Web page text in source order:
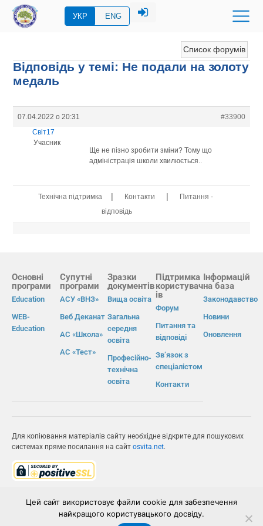
УКР ENG
Список форумів
Відповідь у темі: Не подали на золоту
медаль
07.04.2022 о 20:31
#33900
Світ17
Учасник
Ще не пізно зробити зміни? Тому що
адміністрація школи хвилюється..
Технічна підтримка | Контакти |
Питання -
відповідь
Основні
програми
Education
WEB-
Education
Супутні
програми
АСУ «ВНЗ»
Веб Деканат
АС «Школа»
АС «Тест»
Зразки
документів
Вища освіта
Загальна
середня
освіта
Професійно-
технічна
освіта
Підтримка
користувач
ів
Форум
Питання та
відповіді
Зв’язок з
спеціалістом
Контакти
Інформацій
на база
Законодавство
Новини
Оновлення
Для копіювання матеріалів сайту необхідне відкрите для пошукових
системах пряме посилання на сайт osvita.net.
ІВС «ОСВІТА»
Цей сайт використовує файли cookie для забезпечення
найкращого користувацького досвіду.